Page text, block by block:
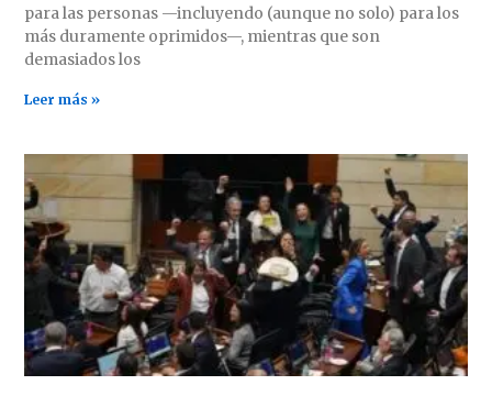
para las personas —incluyendo (aunque no solo) para los
más duramente oprimidos—, mientras que son
demasiados los
Leer más »